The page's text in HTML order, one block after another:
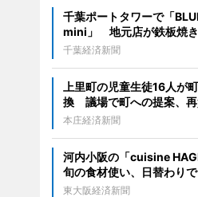
千葉ポートタワーで「
mini」 地元店が鉄板焼
千葉経済新聞
上里町の児童生徒16人が
換 議場で町への提案、再
本庄経済新聞
河内小阪の「cuisine
旬の食材使い、日替わりで
東大阪経済新聞